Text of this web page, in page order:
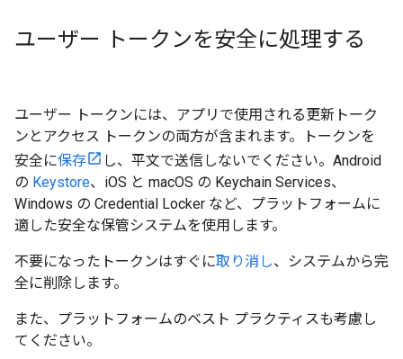
ユーザー トークンを安全に処理する
ユーザー トークンには、アプリで使用される更新トーク
ンとアクセス トークンの両方が含まれます。トークンを
安全に保存
し、平文で送信しないでください。Android
の Keystore、iOS と macOS の Keychain Services、
Windows の Credential Locker など、プラットフォームに
適した安全な保管システムを使用します。
不要になったトークンはすぐに取り消し、システムから完
全に削除します。
また、プラットフォームのベスト プラクティスも考慮し
てください。